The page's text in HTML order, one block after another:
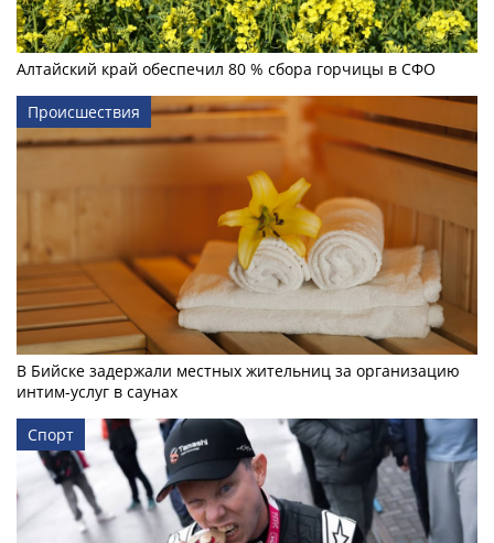
Алтайский край обеспечил 80 % сбора горчицы в СФО
Происшествия
В Бийске задержали местных жительниц за организацию
интим-услуг в саунах
Спорт